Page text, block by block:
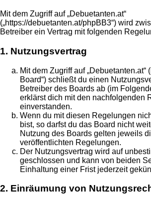
Mit dem Zugriff auf „Debuetanten.at“
(„https://debuetanten.at/phpBB3“) wird
Betreiber ein Vertrag mit folgenden
1. Nutzungsvertrag
Mit dem Zugriff auf „Debuetanten.at“
Board“) schließt du einen
Betreiber des Boards ab (im
erklärst dich mit den nachfolgenden
einverstanden.
Wenn du mit diesen Regelungen
bist, so darfst du das Board nicht
Nutzung des Boards gelten jeweils
veröffentlichten Regelungen.
Der Nutzungsvertrag wird auf
geschlossen und kann von beiden
Einhaltung einer Frist jederzeit
2. Einräumung von